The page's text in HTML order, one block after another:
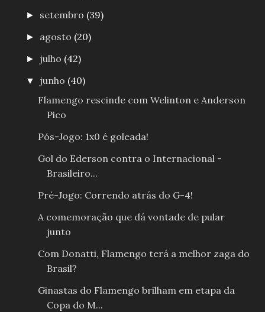
► setembro (39)
► agosto (20)
► julho (42)
▼ junho (40)
Flamengo rescinde com Welinton e Anderson
Pico
Pós-Jogo: 1x0 é goleada!
Gol do Ederson contra o Internacional -
Brasileiro...
Pré-Jogo: Correndo atrás do G-4!
A comemoração que dá vontade de pular
junto
Com Donatti, Flamengo terá a melhor zaga do
Brasil?
Ginastas do Flamengo brilham em etapa da
Copa do M...